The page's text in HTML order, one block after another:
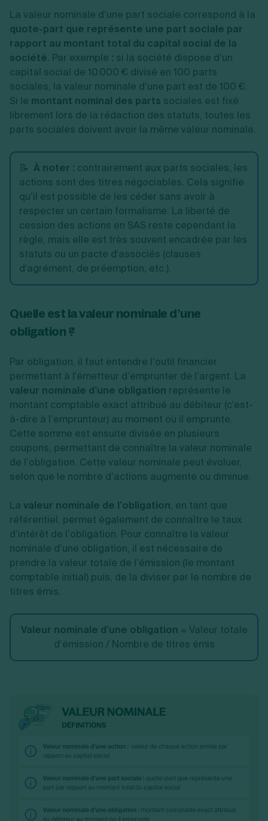
La valeur nominale d’une part sociale correspond à la
quote-part que représente une part sociale par
rapport au montant total du capital social de la
société. Par exemple : si la société dispose d’un
capital social de 10.000 € divisé en 100 parts
sociales, la valeur nominale d’une part est de 100 €.
Si le montant nominal des parts sociales est fixé
librement lors de la rédaction des statuts, toutes les
parts sociales doivent avoir la même valeur nominale.
📝 À noter : contrairement aux parts sociales, les
actions sont des titres négociables. Cela signifie
qu’il est possible de les céder sans avoir à
respecter un certain formalisme. La liberté de
cession des actions en SAS reste cependant la
règle, mais elle est très souvent encadrée par les
statuts ou un pacte d'associés (clauses
d'agrément, de préemption, etc.).
Quelle est la valeur nominale d’une
obligation ?
Par obligation, il faut entendre l’outil financier
permettant à l'émetteur d’emprunter de l’argent. La
valeur nominale d’une obligation représente le
montant comptable exact attribué au débiteur (c'est-
à-dire à l’emprunteur) au moment où il emprunte.
Cette somme est ensuite divisée en plusieurs
coupons, permettant de connaître la valeur nominale
de l’obligation. Cette valeur nominale peut évoluer,
selon que le nombre d’actions augmente ou diminue.
La valeur nominale de l’obligation, en tant que
référentiel, permet également de connaître le taux
d’intérêt de l’obligation. Pour connaître la valeur
nominale d’une obligation, il est nécessaire de
prendre la valeur totale de l’émission (le montant
comptable initial) puis, de la diviser par le nombre de
titres émis.
Valeur nominale d’une obligation = Valeur totale
d’émission / Nombre de titres émis